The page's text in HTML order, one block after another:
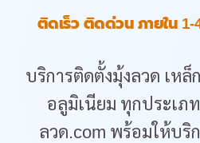
ติดเร็ว ติดด่วน ภายใน
บริการติดตั้งมุ้งลวด เหล็
อลูมิเนียม ทุกประเภ
ลวด.com พร้อมให้บริ